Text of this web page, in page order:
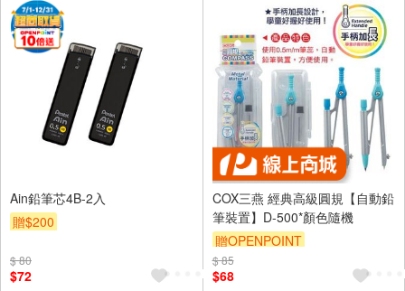
Ain鉛筆芯4B-2入
贈$200
$ 80
$72
COX三燕 經典高級圓規【自動鉛
筆裝置】D-500*顏色隨機
贈OPENPOINT
$ 85
$68